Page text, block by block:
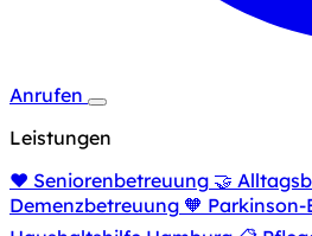
Anrufen
Leistungen
❤️ Seniorenbetreuung 🤝
Demenzbetreuung 🧡